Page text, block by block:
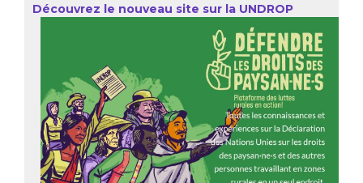
Découvrez le nouveau site sur la UNDROP